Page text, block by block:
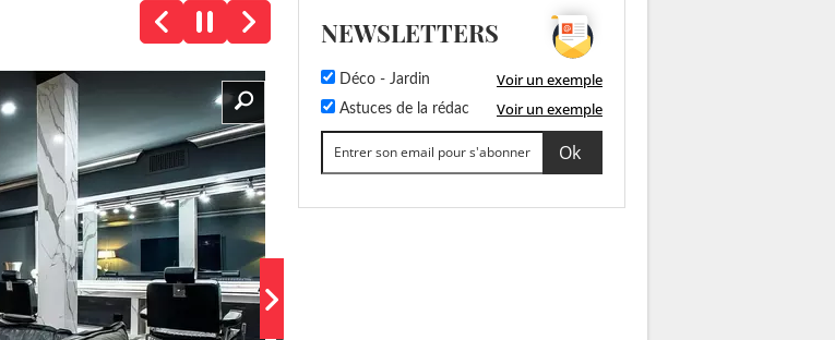
NEWSLETTERS
Déco - Jardin Voir un exemple
Astuces de la rédac Voir un exemple